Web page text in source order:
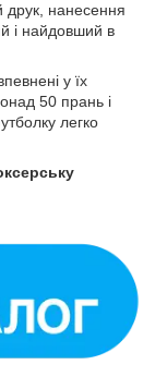
нанесення
і найдовший в
у їх
50 прань і
легко